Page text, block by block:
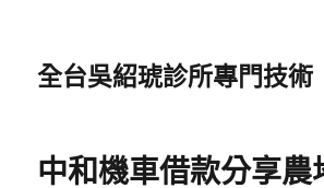
全台吳紹琥診所專門技術
中和機車借款分享農